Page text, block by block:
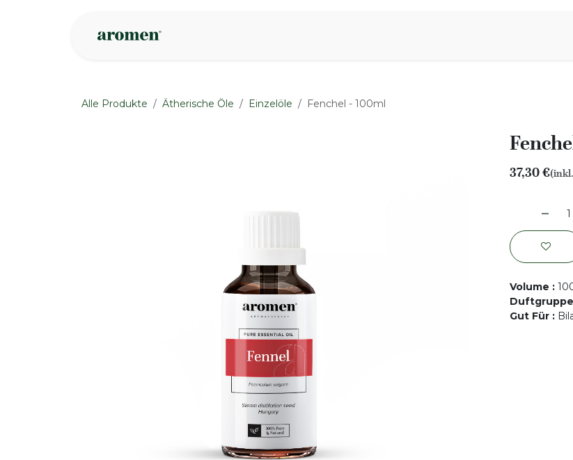
Alle Produkte Ätherische Öle Einzelöle Fenchel - 100ml
37,30€
Volume :
Duftgruppe
Gut Für :